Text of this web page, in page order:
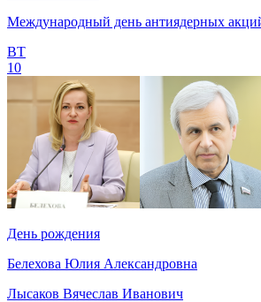
Международный день антиядерных
ВТ
10
День рождения
Белехова Юлия Александровна
Лысаков Вячеслав Иванович